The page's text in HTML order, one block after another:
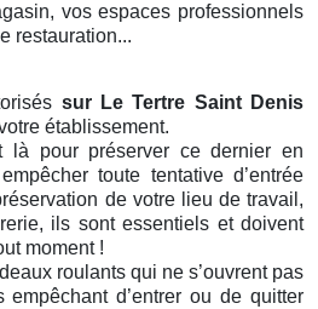
vos espaces professionnels
restauration...
sur Le Tertre Saint Denis
établissement.
là pour préserver ce dernier en
toute tentative d’entrée
de votre lieu de travail,
ils sont essentiels et doivent
moment !
roulants qui ne s’ouvrent pas
d’entrer ou de quitter